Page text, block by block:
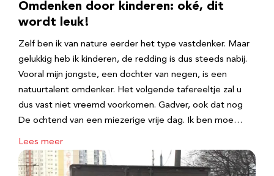
Omdenken door kinderen: oké, dit
wordt leuk!
Zelf ben ik van nature eerder het type vastdenker. Maar
gelukkig heb ik kinderen, de redding is dus steeds nabij.
Vooral mijn jongste, een dochter van negen, is een
natuurtalent omdenker. Het volgende tafereeltje zal u
dus vast niet vreemd voorkomen. Gadver, ook dat nog
De ochtend van een miezerige vrije dag. Ik ben moe…
Lees meer